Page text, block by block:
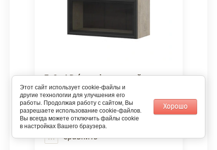
7в2я LD (шкаф верхний
барный стекло 700) Этна дуб
эндгрейн
СТМ
Сравнить
Этот сайт использует cookie-файлы и
другие технологии для улучшения его
работы. Продолжая работу с сайтом, Вы
разрешаете использование cookie-файлов.
Вы всегда можете отключить файлы cookie
в настройках Вашего браузера.
Хорошо